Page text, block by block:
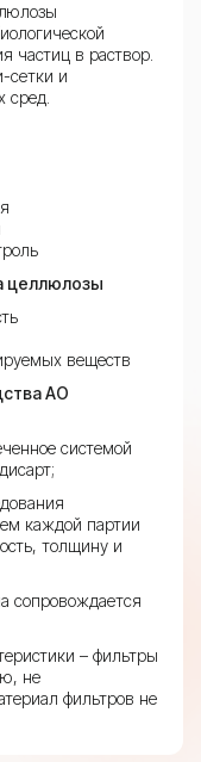
частиц в раствор.
сетки и
сред.
целлюлозы
веществ
АО
системой
каждой партии
толщину и
сопровождается
– фильтры
не
фильтров не